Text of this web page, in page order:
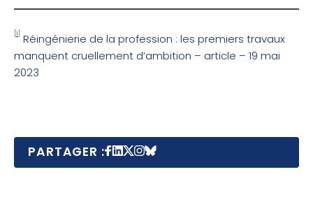
[1]
Réingénierie de la profession : les premiers travaux
manquent cruellement d’ambition – article – 19 mai
2023
PARTAGER :